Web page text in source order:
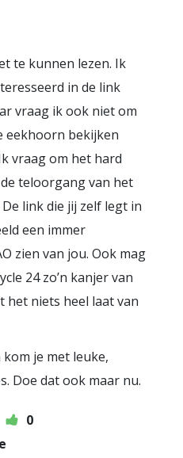
te kunnen lezen. Ik
in de link
vraag ik ook niet om
eekhoorn bekijken
vraag om het hard
teloorgang van het
link die jij zelf legt in
een immer
zien van jou. Ook mag
24 zo’n kanjer van
het niets heel laat van
je met leuke,
Doe dat ook maar nu.
0